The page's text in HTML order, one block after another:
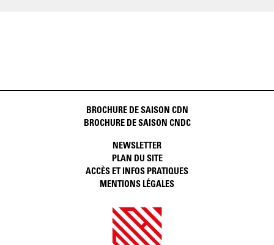
BROCHURE DE SAISON CDN
BROCHURE DE SAISON CNDC
NEWSLETTER
PLAN DU SITE
ACCÈS ET INFOS PRATIQUES
MENTIONS LÉGALES